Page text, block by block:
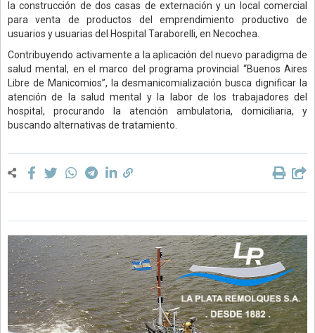
la construcción de dos casas de externación y un local comercial
para venta de productos del emprendimiento productivo de
usuarios y usuarias del Hospital Taraborelli, en Necochea.
Contribuyendo activamente a la aplicación del nuevo paradigma de
salud mental, en el marco del programa provincial “Buenos Aires
Libre de Manicomios”, la desmanicomialización busca dignificar la
atención de la salud mental y la labor de los trabajadores del
hospital, procurando la atención ambulatoria, domiciliaria, y
buscando alternativas de tratamiento.